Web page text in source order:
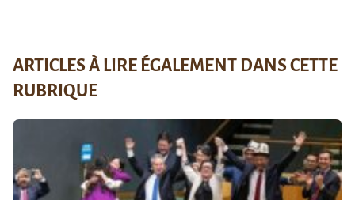
ARTICLES À LIRE ÉGALEMENT DANS CETTE
RUBRIQUE